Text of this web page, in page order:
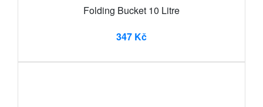
Folding Bucket 10 Litre
347 Kč